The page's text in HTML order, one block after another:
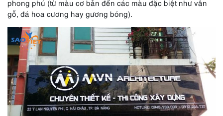
phong phú (từ màu cơ bản đến các màu đặc biệt như vân
gỗ, đá hoa cương hay gương bóng).